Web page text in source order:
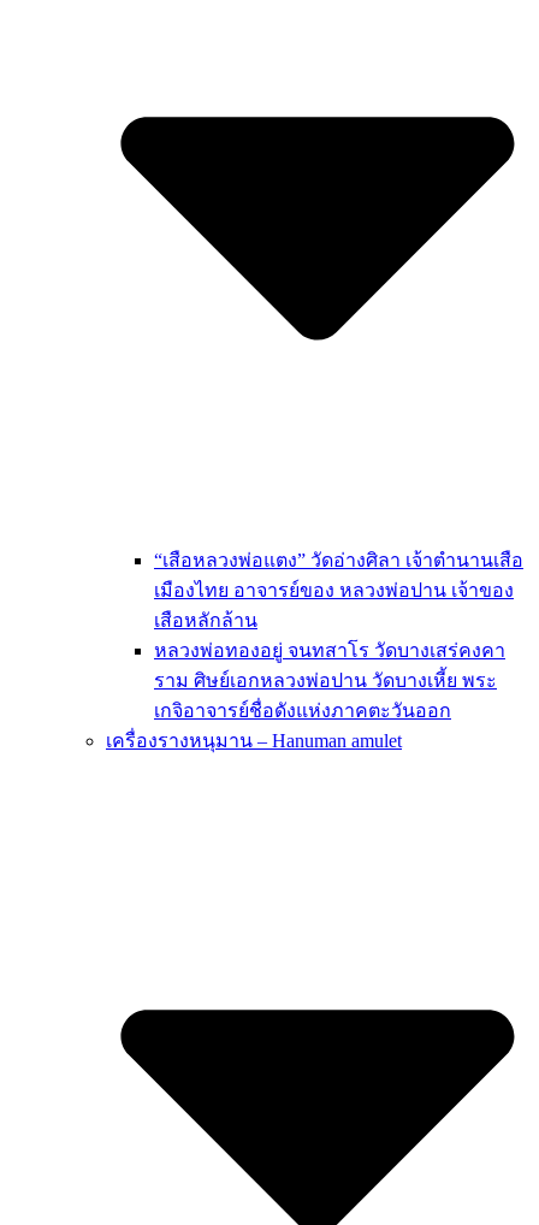
“เสือหลวงพ่อแตง” วัดอ่างศิลา เจ้าตำนานเสือ
เมืองไทย อาจารย์ของ หลวงพ่อปาน เจ้าของ
เสือหลักล้าน
หลวงพ่อทองอยู่ จนทสาโร วัดบางเสร่คงคา
ราม ศิษย์เอกหลวงพ่อปาน วัดบางเหี้ย พระ
เกจิอาจารย์ชื่อดังแห่งภาคตะวันออก
เครื่องรางหนุมาน – Hanuman amulet